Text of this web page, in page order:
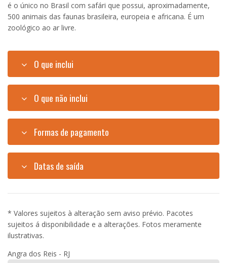
é o único no Brasil com safári que possui, aproximadamente,
500 animais das faunas brasileira, europeia e africana. É um
zoológico ao ar livre.
O que inclui
O que não inclui
Formas de pagamento
Datas de saída
* Valores sujeitos à alteração sem aviso prévio. Pacotes
sujeitos á disponibilidade e a alterações. Fotos meramente
ilustrativas.
Angra dos Reis - RJ